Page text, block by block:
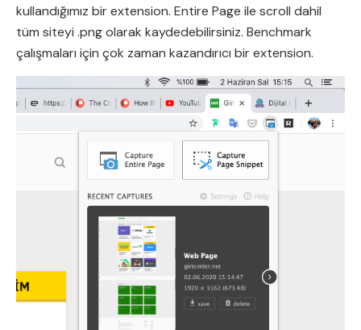
kullandığımız bir extension. Entire Page ile scroll dahil
tüm siteyi .png olarak kaydedebilirsiniz. Benchmark
çalışmaları için çok zaman kazandırıcı bir extension.